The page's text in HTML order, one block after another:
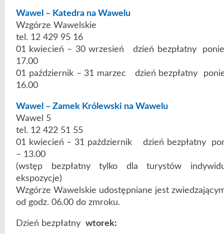
Wawel – Katedra na Wawelu
Wzgórze Wawelskie
tel. 12 429 95 16
01 kwiecień – 30 wrzesień dzień bezpłatny
17.00
01 październik – 31 marzec dzień bezpłatny
16.00
Wawel – Zamek Królewski na Wawelu
Wawel 5
tel. 12 422 51 55
01 kwiecień – 31 październik dzień bezpłatny
– 13.00
(wstęp bezpłatny tylko dla turystów
ekspozycje)
Wzgórze Wawelskie udostępniane jest
od godz. 06.00 do zmroku.
Dzień bezpłatny wtorek: